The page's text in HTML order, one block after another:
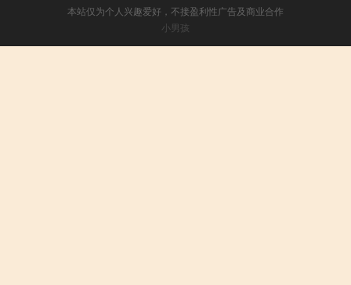
本站仅为个人兴趣爱好，不接盈利性广告及商业合作
小男孩